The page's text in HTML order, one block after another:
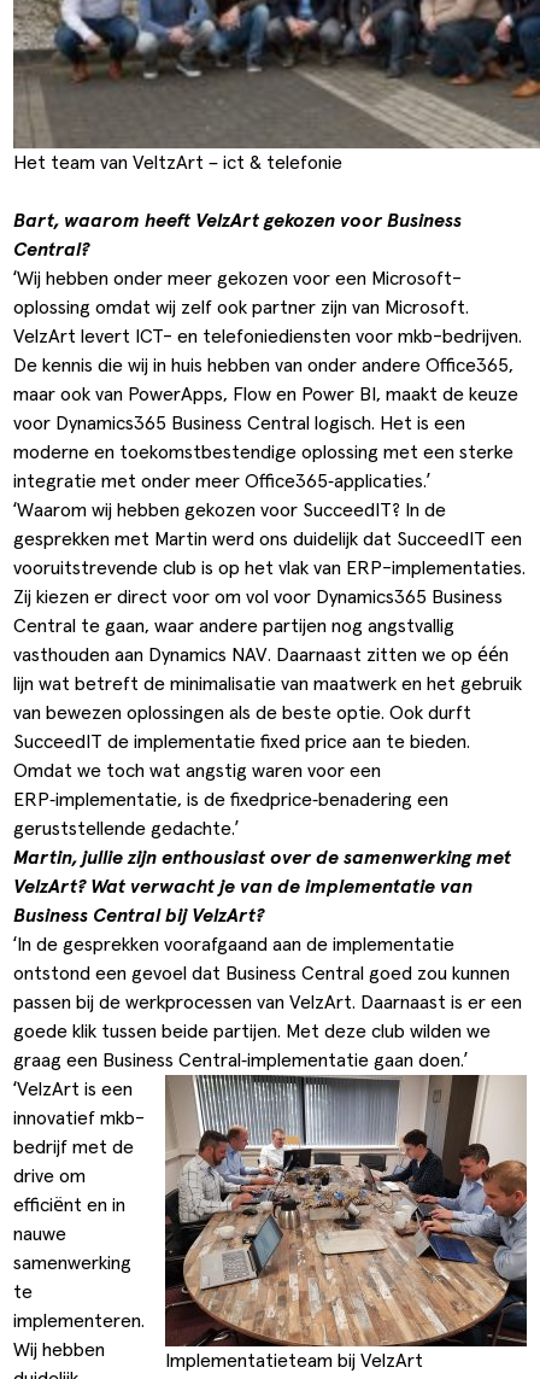
Het team van VeltzArt – ict & telefonie
Bart, waarom heeft VelzArt gekozen voor Business
Central?
‘Wij hebben onder meer gekozen voor een Microsoft-
oplossing omdat wij zelf ook partner zijn van Microsoft.
VelzArt levert ICT- en telefoniediensten voor mkb-bedrijven.
De kennis die wij in huis hebben van onder andere Office365,
maar ook van PowerApps, Flow en Power BI, maakt de keuze
voor Dynamics365 Business Central logisch. Het is een
moderne en toekomstbestendige oplossing met een sterke
integratie met onder meer Office365‑applicaties.’
‘Waarom wij hebben gekozen voor SucceedIT? In de
gesprekken met Martin werd ons duidelijk dat SucceedIT een
vooruitstrevende club is op het vlak van ERP-implementaties.
Zij kiezen er direct voor om vol voor Dynamics365 Business
Central te gaan, waar andere partijen nog angstvallig
vasthouden aan Dynamics NAV. Daarnaast zitten we op één
lijn wat betreft de minimalisatie van maatwerk en het gebruik
van bewezen oplossingen als de beste optie. Ook durft
SucceedIT de implementatie fixed price aan te bieden.
Omdat we toch wat angstig waren voor een
ERP‑implementatie, is de fixedprice‑benadering een
geruststellende gedachte.’
Martin, jullie zijn enthousiast over de samenwerking met
VelzArt? Wat verwacht je van de implementatie van
Business Central bij VelzArt?
‘In de gesprekken voorafgaand aan de implementatie
ontstond een gevoel dat Business Central goed zou kunnen
passen bij de werkprocessen van VelzArt. Daarnaast is er een
goede klik tussen beide partijen. Met deze club wilden we
graag een Business Central‑implementatie gaan doen.’
Implementatieteam bij VelzArt
‘VelzArt is een
innovatief mkb-
bedrijf met de
drive om
efficiënt en in
nauwe
samenwerking
te
implementeren.
Wij hebben